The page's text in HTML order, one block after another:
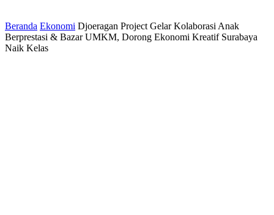
Beranda Ekonomi Djoeragan Project Gelar Kolaborasi Anak
Berprestasi & Bazar UMKM, Dorong Ekonomi Kreatif Surabaya
Naik Kelas